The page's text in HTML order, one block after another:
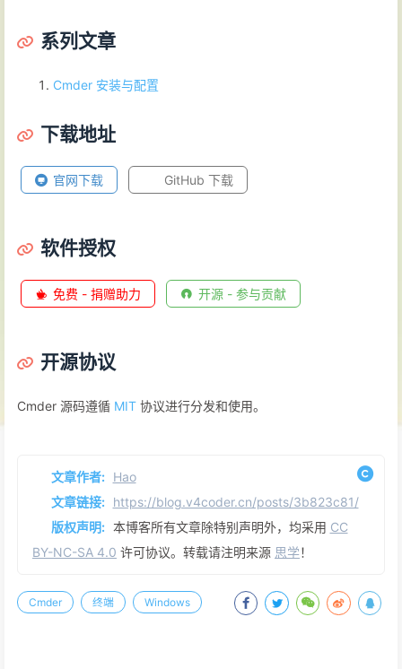
系列文章
Cmder 安装与配置
下载地址
官网下载 GitHub 下载
软件授权
免费 - 捐赠助力 开源 - 参与贡献
开源协议
Cmder 源码遵循 MIT 协议进行分发和使用。
文章作者: Hao
文章链接: https://blog.v4coder.cn/posts/3b823c81/
版权声明: 本博客所有文章除特别声明外，均采用 CC
BY-NC-SA 4.0 许可协议。转载请注明来源 思学！
Cmder 终端 Windows